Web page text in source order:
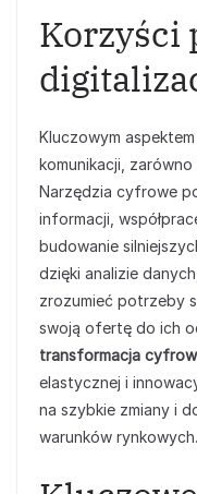
Korzyści
Kluczowym
komunikacji,
Narzędzia cyfrowe
informacji,
budowanie
dzięki analizie
zrozumieć potrzeby
swoją ofertę do ich
transformacja
elastycznej i
na szybkie zmiany i
warunków rynkowych.